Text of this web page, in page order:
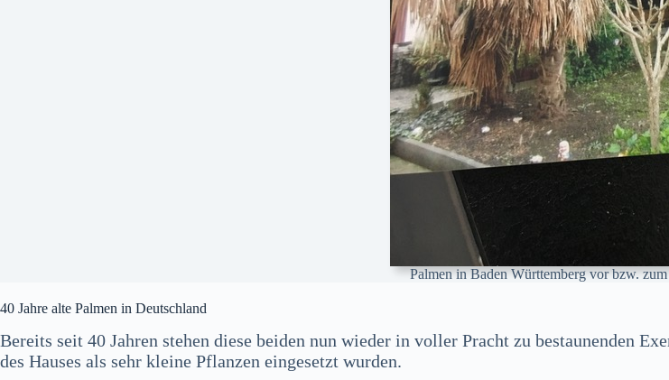
Palmen in Baden Württemberg vor bzw.
40 Jahre alte Palmen in Deutschland
Bereits seit 40 Jahren stehen diese beiden nun wieder in voller Pracht zu bestaunenden
des Hauses als sehr kleine Pflanzen eingesetzt wurden.